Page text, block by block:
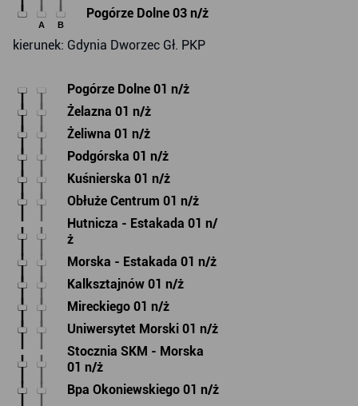
A B
Pogórze Dolne 03 n/ż
kierunek: Gdynia Dworzec Gł. PKP
Pogórze Dolne 01 n/ż
Żelazna 01 n/ż
Żeliwna 01 n/ż
Podgórska 01 n/ż
Kuśnierska 01 n/ż
Obłuże Centrum 01 n/ż
Hutnicza - Estakada 01 n/
ż
Morska - Estakada 01 n/ż
Kalksztajnów 01 n/ż
Mireckiego 01 n/ż
Uniwersytet Morski 01 n/ż
Stocznia SKM - Morska
01 n/ż
Bpa Okoniewskiego 01 n/ż